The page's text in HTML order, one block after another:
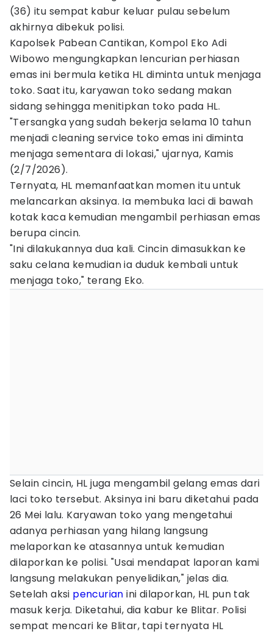
(36) itu sempat kabur keluar pulau sebelum
akhirnya dibekuk polisi.
Kapolsek Pabean Cantikan, Kompol Eko Adi
Wibowo mengungkapkan lencurian perhiasan
emas ini bermula ketika HL diminta untuk menjaga
toko. Saat itu, karyawan toko sedang makan
sidang sehingga menitipkan toko pada HL.
"Tersangka yang sudah bekerja selama 10 tahun
menjadi cleaning service toko emas ini diminta
menjaga sementara di lokasi," ujarnya, Kamis
(2/7/2026).
Ternyata, HL memanfaatkan momen itu untuk
melancarkan aksinya. Ia membuka laci di bawah
kotak kaca kemudian mengambil perhiasan emas
berupa cincin.
"Ini dilakukannya dua kali. Cincin dimasukkan ke
saku celana kemudian ia duduk kembali untuk
menjaga toko," terang Eko.
Selain cincin, HL juga mengambil gelang emas dari
laci toko tersebut. Aksinya ini baru diketahui pada
26 Mei lalu. Karyawan toko yang mengetahui
adanya perhiasan yang hilang langsung
melaporkan ke atasannya untuk kemudian
dilaporkan ke polisi. "Usai mendapat laporan kami
langsung melakukan penyelidikan," jelas dia.
Setelah aksi pencurian ini dilaporkan, HL pun tak
masuk kerja. Diketahui, dia kabur ke Blitar. Polisi
sempat mencari ke Blitar, tapi ternyata HL